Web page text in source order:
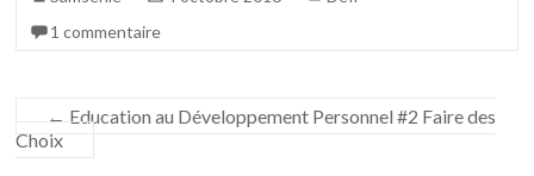
1 commentaire
← Education au Développement Personnel #2 Faire des
Choix